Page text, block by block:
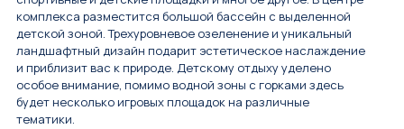
комплекса разместится большой бассейн с выделенной
детской зоной. Трехуровневое озеленение и уникальный
ландшафтный дизайн подарит эстетическое наслаждение
и приблизит вас к природе. Детскому отдыху уделено
особое внимание, помимо водной зоны с горками здесь
будет несколько игровых площадок на различные
тематики.